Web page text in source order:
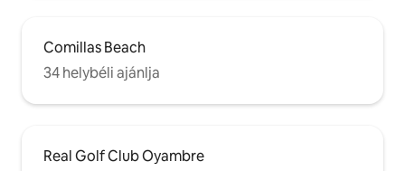
Comillas Beach
34 helybéli ajánlja
Real Golf Club Oyambre